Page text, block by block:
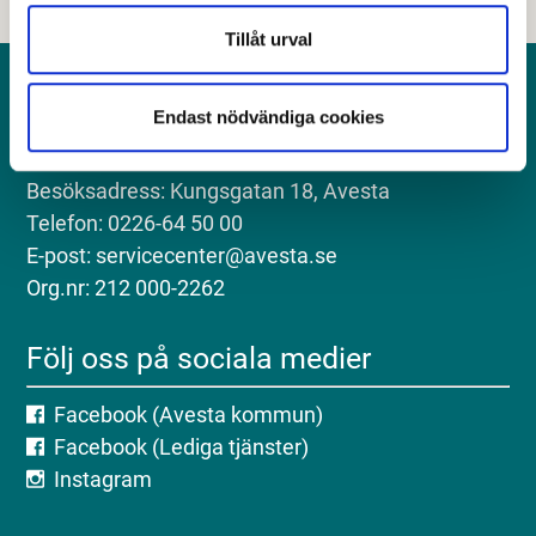
Tillåt urval
Endast nödvändiga cookies
Postadress: Avesta kommun, 774 81 Avesta
Besöksadress: Kungsgatan 18, Avesta
Telefon: 0226-64 50 00
E-post: servicecenter@avesta.se
Org.nr: 212 000-2262
Följ oss på sociala medier
Facebook (Avesta kommun)
Facebook (Lediga tjänster)
Instagram